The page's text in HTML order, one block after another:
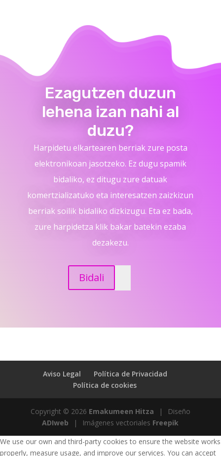
Ezagutzen duzun
lehena izan nahi al
duzu?
Harpidetu elkartearen berriak zure posta
elektronikoan jasotzeko. Ez dugu spamik
bidaliko, ez ditugu zure datuak
komertzializatuko eta interesatzen zaizkizun
berriak soilik bidaliko dizkizugu. Eta ez bada,
zure harpidetza klik bakar batekin ezaba
dezakezu.
Bidali
Aviso Legal
Política de Privacidad
Política de cookies
Copyright © 2026 Emakumeen Hitza |
Diseño
ADIweb
| Imágenes vectoriales Freepik
We use our own and third-party cookies to ensure the website works
properly, measure usage, and improve our services. You can accept